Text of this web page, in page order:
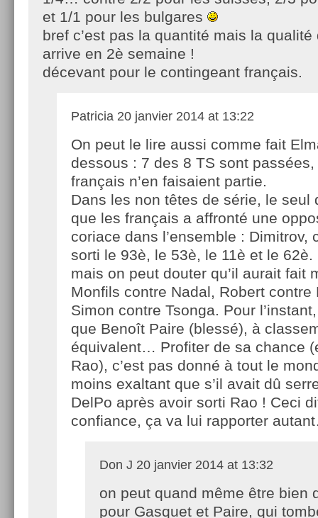
et 1/1 pour les bulgares
bref c’est pas la quantité mais la qualité
arrive en 2è semaine !
décevant pour le contingeant français.
Patricia 20 janvier 2014 at 13:22
On peut le lire aussi comme fait
dessous : 7 des 8 TS sont
français n’en faisaient partie.
Dans les non têtes de série, le seul
que les français a affronté une
coriace dans l’ensemble : Dimitrov,
sorti le 93è, le 53è, le 11è et le 62è.
mais on peut douter qu’il aurait fait
Monfils contre Nadal, Robert contre
Simon contre Tsonga. Pour
que Benoît Paire (blessé), à
équivalent… Profiter de sa chance
Rao), c’est pas donné à tout le
moins exaltant que s’il avait dû
DelPo après avoir sorti Rao ! Ceci
confiance, ça va lui rapporter
Don J 20 janvier 2014 at 13:32
on peut quand même être bien
pour Gasquet et Paire, qui